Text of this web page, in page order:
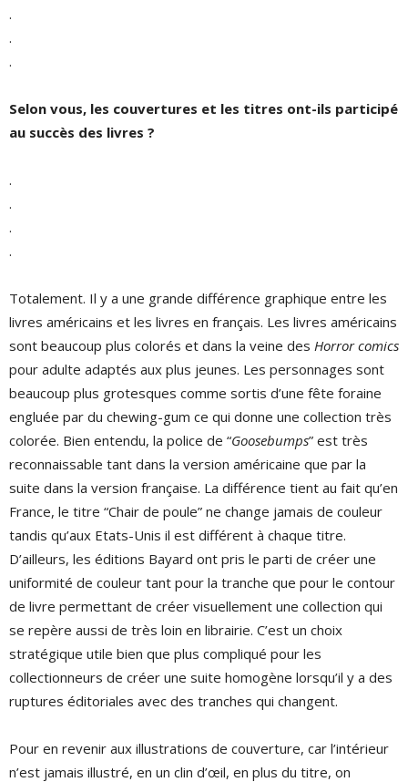
.
.
.
Selon vous, les couvertures et les titres ont-ils participé
au succès des livres ?
.
.
.
.
Totalement. Il y a une grande différence graphique entre les
livres américains et les livres en français. Les livres américains
sont beaucoup plus colorés et dans la veine des Horror comics
pour adulte adaptés aux plus jeunes. Les personnages sont
beaucoup plus grotesques comme sortis d’une fête foraine
engluée par du chewing-gum ce qui donne une collection très
colorée. Bien entendu, la police de “Goosebumps” est très
reconnaissable tant dans la version américaine que par la
suite dans la version française. La différence tient au fait qu’en
France, le titre “Chair de poule” ne change jamais de couleur
tandis qu’aux Etats-Unis il est différent à chaque titre.
D’ailleurs, les éditions Bayard ont pris le parti de créer une
uniformité de couleur tant pour la tranche que pour le contour
de livre permettant de créer visuellement une collection qui
se repère aussi de très loin en librairie. C’est un choix
stratégique utile bien que plus compliqué pour les
collectionneurs de créer une suite homogène lorsqu’il y a des
ruptures éditoriales avec des tranches qui changent.
Pour en revenir aux illustrations de couverture, car l’intérieur
n’est jamais illustré, en un clin d’œil, en plus du titre, on